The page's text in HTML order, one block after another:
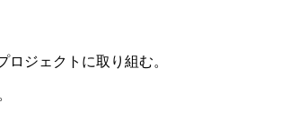
ジェクトに取り組む。